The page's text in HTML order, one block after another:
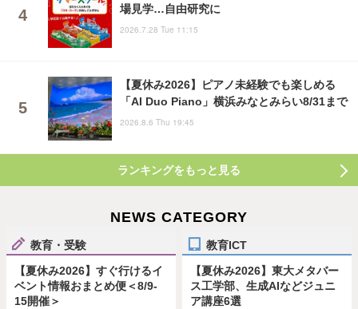
場見学…自由研究に
2026.7.28 Tue 11:15
【夏休み2026】ピアノ未経験でも楽しめる
「AI Duo Piano」横浜みなとみらい8/31まで
2026.8.6 Thu 19:45
ランキングをもっと見る
NEWS CATEGORY
教育・受験
【夏休み2026】すぐ行けるイ
ベント情報おまとめ便＜8/9-
15開催＞
教育ICT
【夏休み2026】東大メタバー
ス工学部、生成AIなどジュニ
ア講座6選